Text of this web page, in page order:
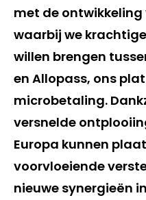
met de ontwikkeling
waarbij we
willen brengen
en Allopass, ons
microbetaling.
versnelde
Europa kunnen
voorvloeiende
nieuwe synergieën